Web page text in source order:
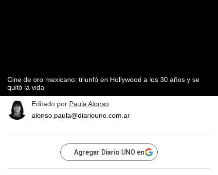
Cine de oro mexicano: triunfó en Hollywood a los 30 años y se
quitó la vida
Editado por Paula Alonso
alonso.paula@diariouno.com.ar
Agregar Diario UNO en